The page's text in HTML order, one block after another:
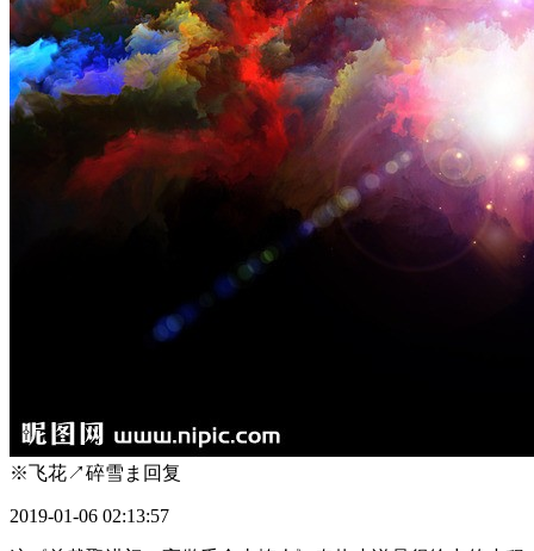
※飞花↗碎雪ま 回复
2019-01-06 02:13:57